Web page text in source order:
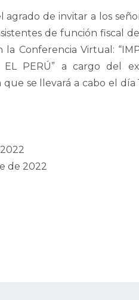
de invitar a los
de función fiscal
Conferencia Virtual:
EL PERÚ” a cargo del
que se llevará a cabo el
de 2022